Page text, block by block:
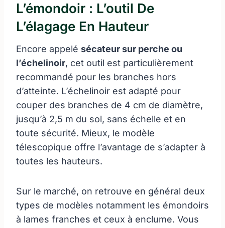
L’émondoir : L’outil De
L’élagage En Hauteur
Encore appelé sécateur sur perche ou
l’échelinoir, cet outil est particulièrement
recommandé pour les branches hors
d’atteinte. L’échelinoir est adapté pour
couper des branches de 4 cm de diamètre,
jusqu’à 2,5 m du sol, sans échelle et en
toute sécurité. Mieux, le modèle
télescopique offre l’avantage de s’adapter à
toutes les hauteurs.
Sur le marché, on retrouve en général deux
types de modèles notamment les émondoirs
à lames franches et ceux à enclume. Vous